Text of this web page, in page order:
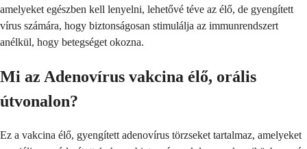
amelyeket egészben kell lenyelni, lehetővé téve az élő, de gyengített
vírus számára, hogy biztonságosan stimulálja az immunrendszert
anélkül, hogy betegséget okozna.
Mi az Adenovírus vakcina élő, orális
útvonalon?
Ez a vakcina élő, gyengített adenovírus törzseket tartalmaz, amelyeket